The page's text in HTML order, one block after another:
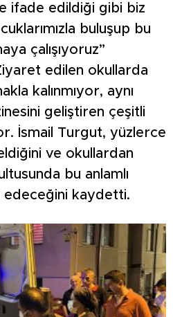
ifade edildiği gibi biz
buluşup bu
çalışıyoruz”
edilen okullarda
kalınmıyor, aynı
geliştiren çeşitli
İsmail Turgut, yüzlerce
ve okullardan
bu anlamlı
edeceğini kaydetti.